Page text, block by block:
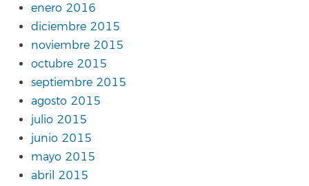
enero 2016
diciembre 2015
noviembre 2015
octubre 2015
septiembre 2015
agosto 2015
julio 2015
junio 2015
mayo 2015
abril 2015